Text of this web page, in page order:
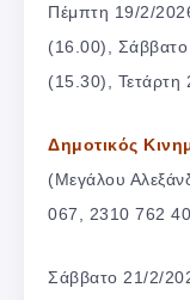
Πέμπτη 19/2/
(16.00),
(15.30),
Δημοτικός
(Μεγάλου
067, 2310 762
Σάββατο 21/2/